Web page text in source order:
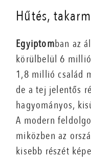
Hűtés,
Egyiptomban az
körülbelül 6
1,8 millió család
de a tej jelentős
hagyományos,
A modern
miközben az
kisebb részét